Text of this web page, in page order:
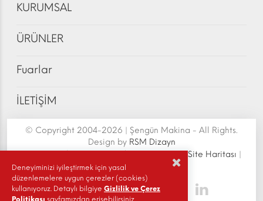
KURUMSAL
ÜRÜNLER
Fuarlar
İLETİŞİM
© Copyright 2004-2026 | Şengün Makina - All Rights.
Design by RSM Dizayn
Site Haritası |
Gizlilik Politikası
Deneyiminizi iyileştirmek için yasal
düzenlemelere uygun çerezler (cookies)
kullanıyoruz. Detaylı bilgiye Gizlilik ve Çerez
Politikası sayfamızdan erişebilirsiniz.